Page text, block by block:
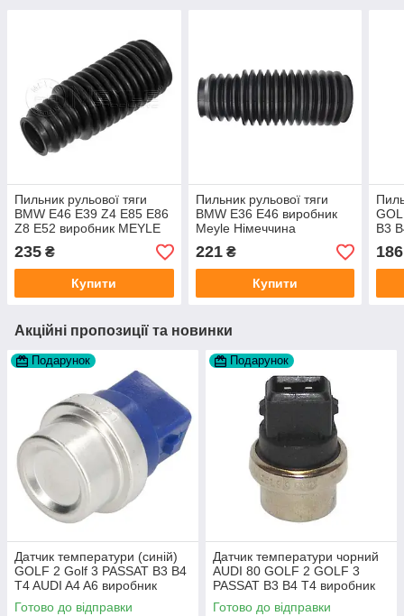
Пильник рульової тяги
BMW E46 E39 Z4 E85 E86
Z8 E52 виробник MEYLE
235 ₴
Купити
Пильник рульової тяги
BMW E36 E46 виробник
Meyle Німеччина
221₴
Купити
B3
186
Акційні пропозиції та новинки
Подарунок
Датчик температури (синій)
GOLF 2 Golf 3 PASSAT B3 B4
T4 AUDI A4 A6 виробник
Topran Німеччина
Готово до відправки
Подарунок
Датчик температури чорний
AUDI 80 GOLF 2 GOLF 3
PASSAT B3 B4 T4 виробник
TOPRAN Німеччина
Готово до відправки